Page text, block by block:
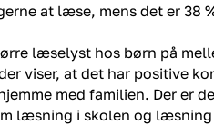
at læse, mens det er 38
læselyst hos børn på
viser, at det har positive
med familien. Der er
læsning i skolen og læsning